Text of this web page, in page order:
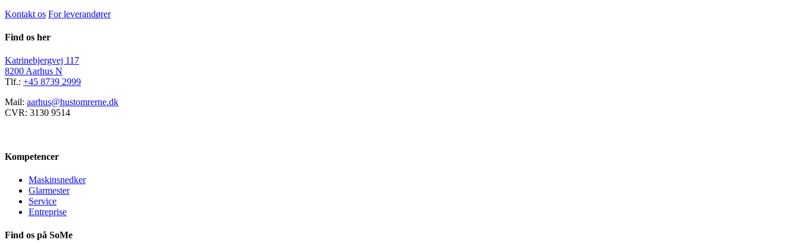
Kontakt os For leverandører
Find os her
Katrinebjergvej 117
8200 Aarhus N
Tlf.: +45 8739 2999
Mail: aarhus@hustomrerne.dk
CVR: 3130 9514
Kompetencer
Maskinsnedker
Glarmester
Service
Entreprise
Find os på SoMe